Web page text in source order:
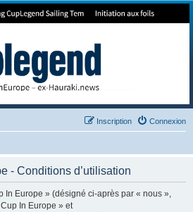
Connexion
Inscription
- Conditions d’utilisation
In Europe » (désigné ci-après par « nous »,
In Europe » et